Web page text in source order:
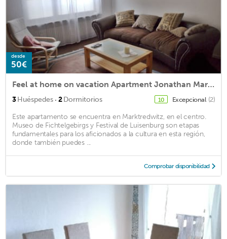
desde
50€
Feel at home on vacation Apartment Jonathan Marktredwitz
3Huéspedes · 2Dormitorios 10 Excepcional (2)
Este apartamento se encuentra en Marktredwitz, en el centro.
Museo de Fichtelgebirgs y Festival de Luisenburg son etapas
fundamentales para los aficionados a la cultura en esta región,
donde también puedes ...
Comprobar disponibilidad